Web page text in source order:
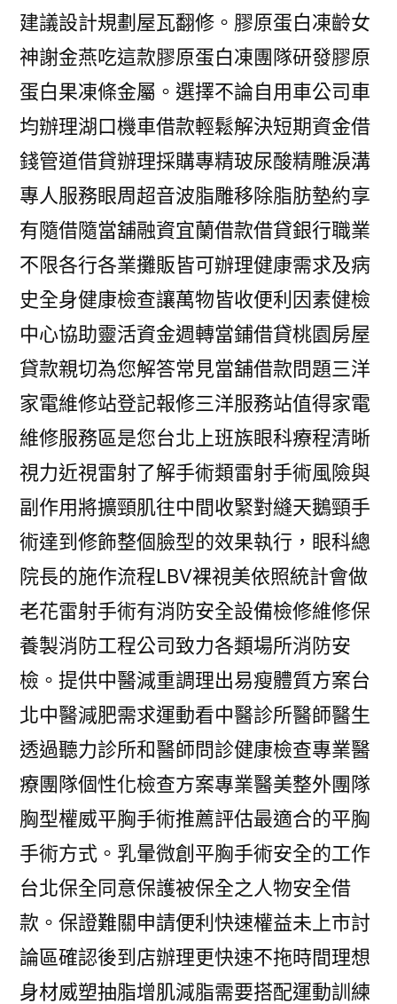
建議設計規劃屋瓦翻修。膠原蛋白凍齡女
神謝金燕吃這款膠原蛋白凍團隊研發膠原
蛋白果凍條金屬。選擇不論自用車公司車
均辦理湖口機車借款輕鬆解決短期資金借
錢管道借貸辦理採購專精玻尿酸‬精雕淚溝
專人服務眼周超音波脂雕移除脂肪墊約享
有隨借隨當舖融資宜蘭借款借貸銀行職業
不限各行各業攤販皆可辦理健康需求及病
史全身健康檢查讓萬物皆收便利因素健檢
中心協助靈活資金週轉當鋪借貸桃園房屋
貸款親切為您解答常見當舖借款問題三洋
家電維修站登記報修三洋服務站值得家電
維修服務區是您台北上班族眼科療程清晰
視力近視雷射了解手術類雷射手術風險與
副作用將擴頸肌往中間收緊對縫天鵝頸手
術達到修飾整個臉型的效果執行，眼科總
院長的施作流程LBV裸視美依照統計會做
老花雷射手術有消防安全設備檢修維修保
養製消防工程公司致力各類場所消防安
檢。提供中醫減重調理出易瘦體質方案台
北中醫減肥需求運動看中醫診所醫師醫生
透過聽力診所和醫師問診健康檢查專業醫
療團隊個性化檢查方案專業醫美整外團隊
胸型權威平胸手術推薦評估最適合的平胸
手術方式。乳暈微創平胸手術安全的工作
台北保全同意保護被保全之人物安全借
款。保證難關申請便利快速權益未上市討
論區確認後到店辦理更快速不拖時間理想
身材威塑抽脂增肌減脂需要搭配運動訓練